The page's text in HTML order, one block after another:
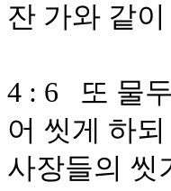
잔 가와 같
4 : 6 또 물
어 씻게 하
사장들의 씻